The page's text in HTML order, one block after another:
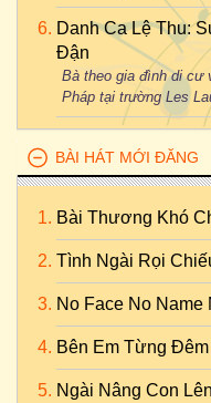
Danh Ca Lệ Thu:
Đận
Bà theo gia đình di cư
Pháp tại trường Les
BÀI HÁT MỚI ĐĂNG
Bài Thương Khó
Tình Ngài Rọi
No Face No Name
Bên Em Từng Đêm
Ngài Nâng Con Lên